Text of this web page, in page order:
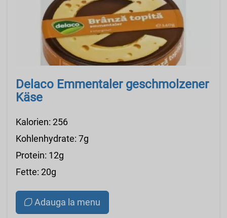
Delaco Emmentaler geschmolzener
Käse
Kalorien: 256
Kohlenhydrate: 7g
Protein: 12g
Fette: 20g
Adauga la menu